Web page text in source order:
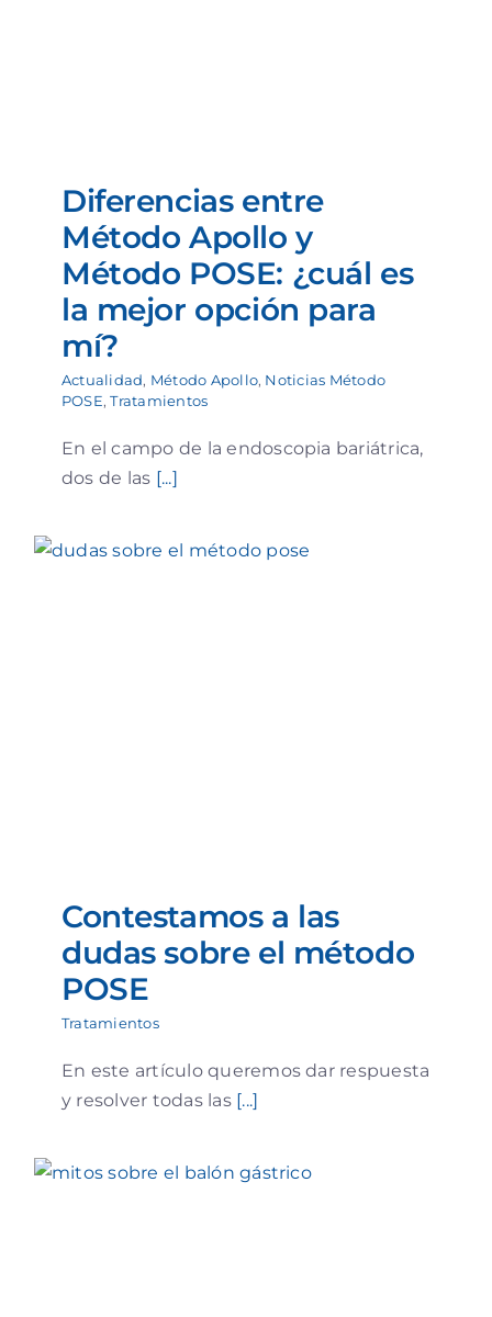
Diferencias entre
Método Apollo y
Método POSE: ¿cuál es
la mejor opción para
mí?
Actualidad, Método Apollo, Noticias Método
POSE,Tratamientos
En el campo de la endoscopia bariátrica,
dos de las [...]
Contestamos a las
dudas sobre el método
POSE
Tratamientos
En este artículo queremos dar respuesta
y resolver todas las[...]